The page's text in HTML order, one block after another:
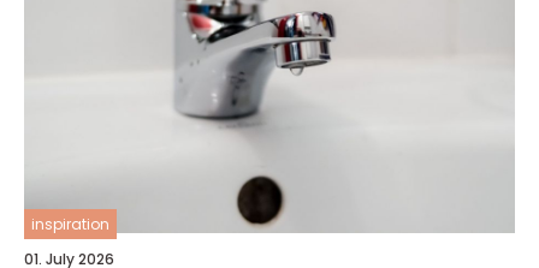
inspiration
01. July 2026